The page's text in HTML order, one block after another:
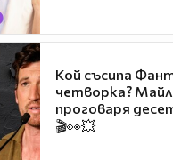
Кой съсипа
четворка?
проговаря
🎬👀💥